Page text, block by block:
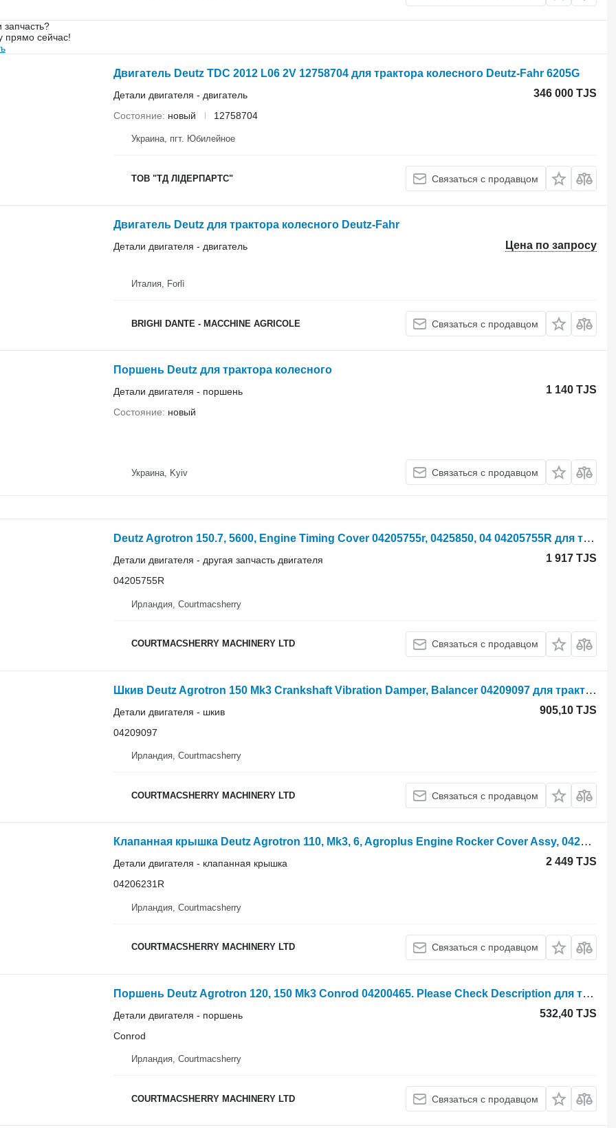
прямо сейчас!
Двигатель Deutz TDC 2012 L06 2V 12758704 для трактора колесного Deutz-Fahr 6205G
346 000 TJS
Детали двигателя - двигатель
Состояние
новый 12758704
Украина, пгт. Юбилейное
ТОВ "ТД ЛІДЕРПАРТС" Связаться с продавцом
Двигатель Deutz для трактора колесного Deutz-Fahr
Цена по запросу
Детали двигателя - двигатель
Италия, Forlì
BRIGHI DANTE - MACCHINE AGRICOLE Связаться с продавцом
Поршень Deutz для трактора колесного
1 140 TJS
Детали двигателя - поршень
Состояние
новый
Украина, Kyiv Связаться с продавцом
Deutz Agrotron 150.7, 5600, Engine Timing Cover 04205755r, 0425850, 04 04205755R для трактора колесного Agroton 150.7
1 917 TJS
Детали двигателя - другая запчасть двигателя
04205755R
Ирландия, Courtmacsherry
COURTMACSHERRY MACHINERY LTD Связаться с продавцом
Шкив Deutz Agrotron 150 Mk3 Crankshaft Vibration Damper, Balancer 04209097 для трактора колесного
905,10 TJS
Детали двигателя - шкив
04209097
Ирландия, Courtmacsherry
COURTMACSHERRY MACHINERY LTD Связаться с продавцом
Клапанная крышка Deutz Agrotron 110, Mk3, 6, Agroplus Engine Rocker Cover Assy, 0420623 04206231R для трактора колесного Agroton 110
2 449 TJS
Детали двигателя - клапанная крышка
04206231R
Ирландия, Courtmacsherry
COURTMACSHERRY MACHINERY LTD Связаться с продавцом
Поршень Deutz Agrotron 120, 150 Mk3 Conrod 04200465. Please Check Description для трактора колесного
532,40 TJS
Детали двигателя - поршень
Conrod
Ирландия, Courtmacsherry
COURTMACSHERRY MACHINERY LTD Связаться с продавцом